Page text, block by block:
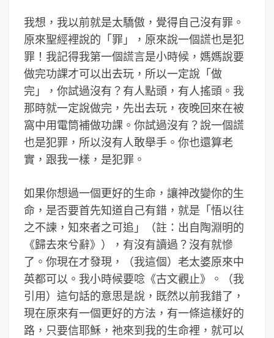
我想，我以前就是太驕傲，覺得自己沒有罪。
原來聖經裡說的「罪」，原來說一個謊也是犯
罪！我記得我第一個謊言是小時候，媽媽說要
做完功課才可以出去玩，所以一定說「做
完」，你試過沒有？有人點頭，有人搖頭。我
那時就一定說做完，先出去玩，夜晚回來在被
窩中用電筒補做功課。你試過沒有？說一個謊
也是犯罪，所以沒有人敢舉手。你也還算老
實，跟我一樣，是犯罪。
如果你想過一個更好的生命，讓神改變你的生
命，是否要首先知道自己有錯，就是「悟以往
之不諫，知來者之可追」（註：出自陶淵明的
《歸去來兮辭》），有沒有讀過？沒有就慘
了。你現在才發現，（我這個）老太婆原來中
英都可以。我小時候要唸《古文觀止》。（我
引用）這句話的意思是說，既然以前我錯了，
現在原來有一個更好的方法，有一條這樣好的
路，只要信耶穌，祂來到我的生命裡，就可以